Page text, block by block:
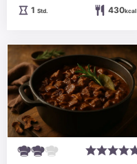
1Stunde
Std. 430kcal